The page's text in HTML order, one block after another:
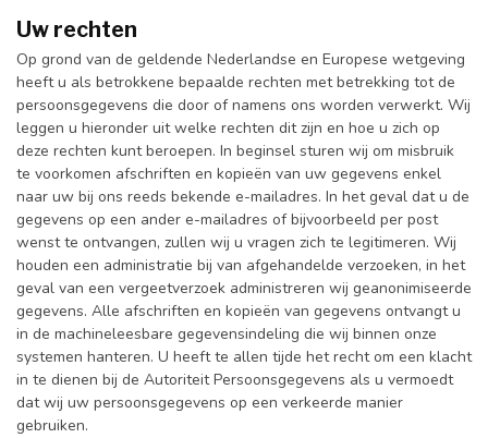
Uw rechten
Op grond van de geldende Nederlandse en Europese wetgeving
heeft u als betrokkene bepaalde rechten met betrekking tot de
persoonsgegevens die door of namens ons worden verwerkt. Wij
leggen u hieronder uit welke rechten dit zijn en hoe u zich op
deze rechten kunt beroepen. In beginsel sturen wij om misbruik
te voorkomen afschriften en kopieën van uw gegevens enkel
naar uw bij ons reeds bekende e-mailadres. In het geval dat u de
gegevens op een ander e-mailadres of bijvoorbeeld per post
wenst te ontvangen, zullen wij u vragen zich te legitimeren. Wij
houden een administratie bij van afgehandelde verzoeken, in het
geval van een vergeetverzoek administreren wij geanonimiseerde
gegevens. Alle afschriften en kopieën van gegevens ontvangt u
in de machineleesbare gegevensindeling die wij binnen onze
systemen hanteren. U heeft te allen tijde het recht om een klacht
in te dienen bij de Autoriteit Persoonsgegevens als u vermoedt
dat wij uw persoonsgegevens op een verkeerde manier
gebruiken.